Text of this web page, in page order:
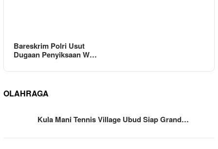
Bareskrim Polri Usut
Dugaan Penyiksaan W…
OLAHRAGA
Kula Mani Tennis Village Ubud Siap Grand…